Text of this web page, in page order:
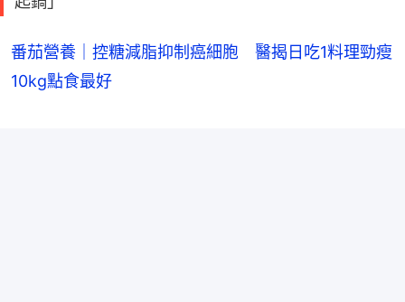
番茄營養｜控糖減脂抑制癌細胞 醫揭日吃1料理勁瘦
10kg點食最好